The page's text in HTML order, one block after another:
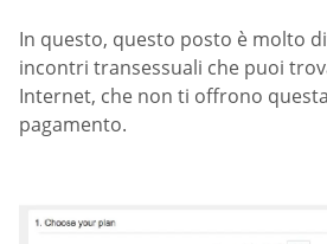
In questo, questo posto è molto
incontri transessuali che puoi
Internet, che non ti offrono
pagamento.